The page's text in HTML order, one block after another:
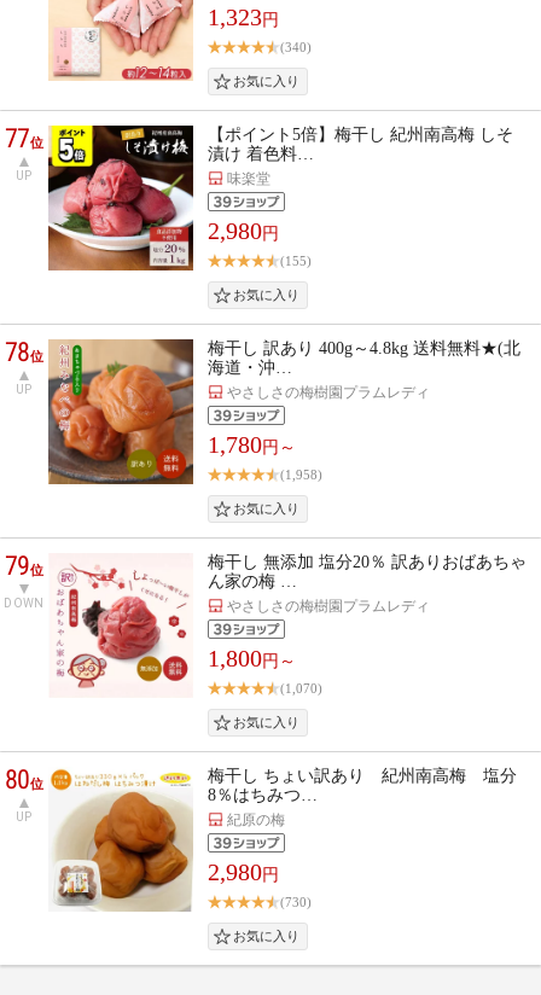
1,323円
(340)
77位
UP
【ポイント5倍】梅干し 紀州南高梅 しそ
漬け 着色料…
味楽堂
2,980円
(155)
78位
UP
梅干し 訳あり 400g～4.8kg 送料無料★(北
海道・沖…
やさしさの梅樹園プラムレディ
1,780円～
(1,958)
79位
DOWN
梅干し 無添加 塩分20％ 訳ありおばあちゃ
ん家の梅 …
やさしさの梅樹園プラムレディ
1,800円～
(1,070)
80位
UP
梅干し ちょい訳あり 紀州南高梅 塩分
8％はちみつ…
紀原の梅
2,980円
(730)